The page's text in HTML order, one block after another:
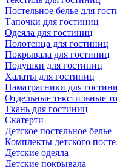
Постельное белье для
Тапочки для гостиниц
Одеяла для гостиниц
Полотенца для гостиниц
Покрывала для гостиниц
Подушки для гостиниц
Халаты для гостиниц
Наматрасники для
Отдельные текстильные
Ткань для гостиниц
Скатерти
Детское постельное белье
Комплекты детского
Детские одеяла
Детские покрывала